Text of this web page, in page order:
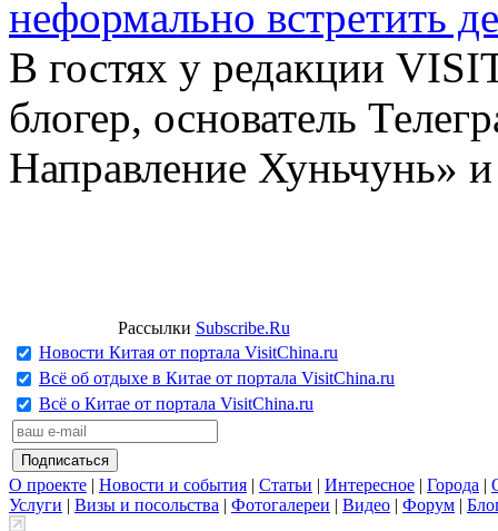
неформально встретить
В гостях у редакции
блогер, основатель
Направление Хуньчунь»
Рассылки Subscribe.Ru
Новости Китая от портала VisitChina.ru
Всё об отдыхе в Китае от портала VisitChina.ru
Всё о Китае от портала VisitChina.ru
О проекте | Новости и события | Статьи | Интересное | Города |
Услуги | Визы и посольства | Фотогалереи | Видео | Форум |